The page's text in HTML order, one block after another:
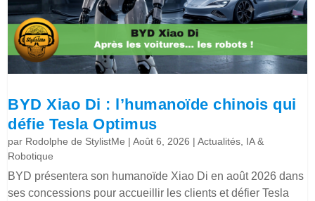
BYD Xiao Di : l’humanoïde chinois qui
défie Tesla Optimus
par Rodolphe de StylistMe |Août 6, 2026 |Actualités, IA &
Robotique
BYD présentera son humanoïde Xiao Di en août 2026 dans
ses concessions pour accueillir les clients et défier Tesla